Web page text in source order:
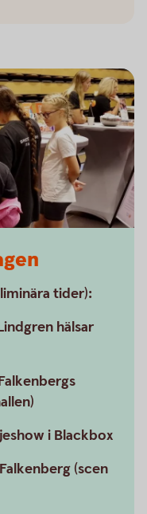
tider):
hälsar
i Blackbox
(scen